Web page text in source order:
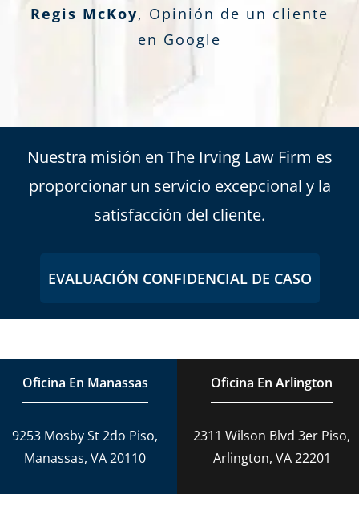
Regis McKoy, Opinión de un cliente
en Google
Nuestra misión en The Irving Law Firm es
proporcionar un servicio excepcional y la
satisfacción del cliente.
EVALUACIÓN CONFIDENCIAL DE CASO
Oficina En Manassas
9253 Mosby St 2do Piso,
Manassas, VA 20110
Oficina En Arlington
2311 Wilson Blvd 3er Piso,
Arlington, VA 22201